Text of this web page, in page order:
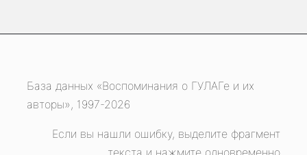
База данных «Воспоминания о ГУЛАГе и их
авторы», 1997-2026
Если вы нашли ошибку, выделите фрагмент